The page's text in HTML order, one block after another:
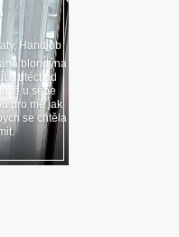
Handjob
blondýna
a utéct od
tě u sebe
pro mě jak
se chtěla